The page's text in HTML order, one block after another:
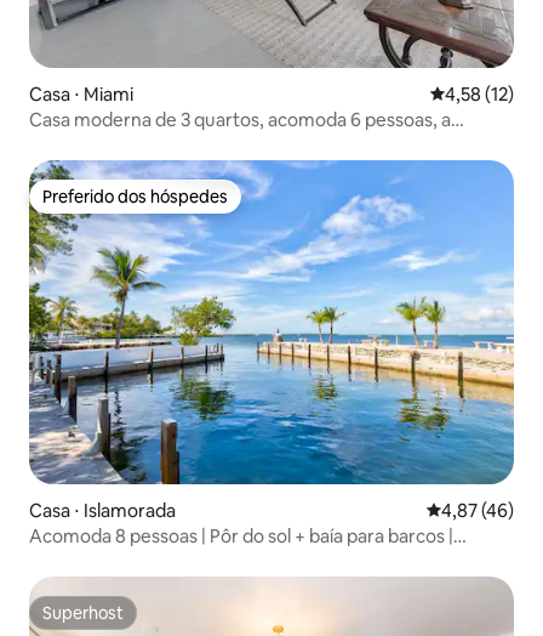
Casa ⋅ Miami 4,58 de uma
4,58 (12)
Casa moderna de 3 quartos, acomoda 6 pessoas, a
Preferido dos hóspedes
Preferido dos hóspedes
Casa ⋅ Islamorada 4,87 de uma
4,87 (46)
Acomoda 8 pessoas | Pôr do sol + baía para barcos |
Superhost
Superhost